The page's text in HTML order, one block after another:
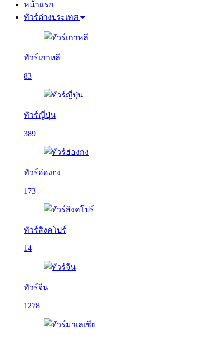
หน้าแรก
ทัวร์ต่างประเทศ
ทัวร์เกาหลี
83
ทัวร์ญี่ปุ่น
389
ทัวร์ฮ่องกง
173
ทัวร์สิงคโปร์
14
ทัวร์จีน
1278